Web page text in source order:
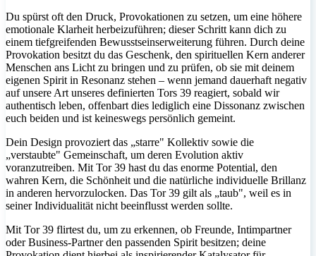
Du spürst oft den Druck, Provokationen zu setzen, um eine höhere
emotionale Klarheit herbeizuführen; dieser Schritt kann dich zu
einem tiefgreifenden Bewusstseinserweiterung führen. Durch deine
Provokation besitzt du das Geschenk, den spirituellen Kern anderer
Menschen ans Licht zu bringen und zu prüfen, ob sie mit deinem
eigenen Spirit in Resonanz stehen – wenn jemand dauerhaft negativ
auf unsere Art unseres definierten Tors 39 reagiert, sobald wir
authentisch leben, offenbart dies lediglich eine Dissonanz zwischen
euch beiden und ist keineswegs persönlich gemeint.
Dein Design provoziert das „starre" Kollektiv sowie die
„verstaubte" Gemeinschaft, um deren Evolution aktiv
voranzutreiben. Mit Tor 39 hast du das enorme Potential, den
wahren Kern, die Schönheit und die natürliche individuelle Brillanz
in anderen hervorzulocken. Das Tor 39 gilt als „taub", weil es in
seiner Individualität nicht beeinflusst werden sollte.
Mit Tor 39 flirtest du, um zu erkennen, ob Freunde, Intimpartner
oder Business-Partner den passenden Spirit besitzen; deine